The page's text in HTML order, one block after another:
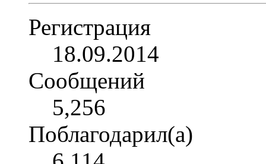
Регистрация
18.09.2014
Сообщений
5,256
Поблагодарил(а)